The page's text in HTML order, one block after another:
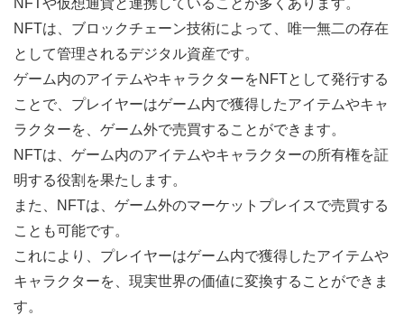
NFTや仮想通貨と連携していることが多くあります。
NFTは、ブロックチェーン技術によって、唯一無二の存在
として管理されるデジタル資産です。
ゲーム内のアイテムやキャラクターをNFTとして発行する
ことで、プレイヤーはゲーム内で獲得したアイテムやキャ
ラクターを、ゲーム外で売買することができます。
NFTは、ゲーム内のアイテムやキャラクターの所有権を証
明する役割を果たします。
また、NFTは、ゲーム外のマーケットプレイスで売買する
ことも可能です。
これにより、プレイヤーはゲーム内で獲得したアイテムや
キャラクターを、現実世界の価値に変換することができま
す。